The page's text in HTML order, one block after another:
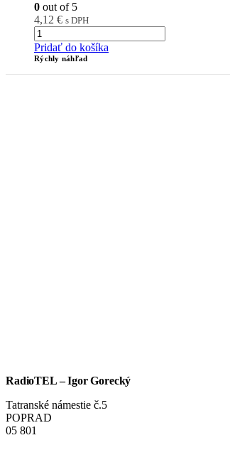
0 out of 5
4,12 € s DPH
Pridať do košíka
Rýchly náhľad
RadioTEL – Igor Gorecký
Tatranské námestie č.5
POPRAD
05 801